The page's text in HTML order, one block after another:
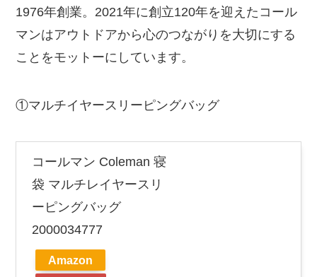
1976年創業。2021年に創立120年を迎えたコール
マンはアウトドアから心のつながりを大切にする
ことをモットーにしています。
①マルチイヤースリーピングバッグ
コールマン Coleman 寝
袋 マルチレイヤースリ
ーピングバッグ
2000034777
Amazon